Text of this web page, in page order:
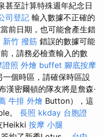
甚至計算特殊週年紀念日
司登記 輸入數據不正確的
前日期，也可能會產生錯
新竹 撥筋 錯誤的數據可能
，請務必檢查輸入的數
證照 外燴 buffet 腳底按摩
個時區，請確保時區設
漢密爾頓的隊友將是詹森·
牛排 外燴 Button），這
。 長照 kkday 台胞證
Heikki 按摩 小腿